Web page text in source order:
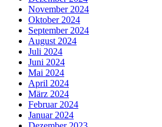
November 2024
Oktober 2024
September 2024
August 2024
Juli 2024
Juni 2024
Mai 2024
April 2024
März 2024
Februar 2024
Januar 2024